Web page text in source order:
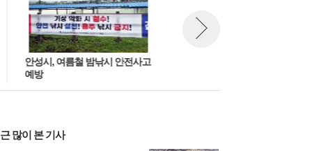
안성시, 여름철 밤낚시 안전사고
예방
많이 본 기사